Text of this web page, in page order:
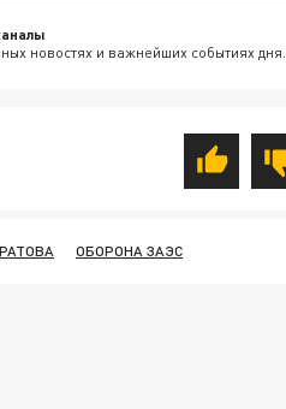
новостях и важнейших событиях дня.
ОБОРОНА ЗАЭС